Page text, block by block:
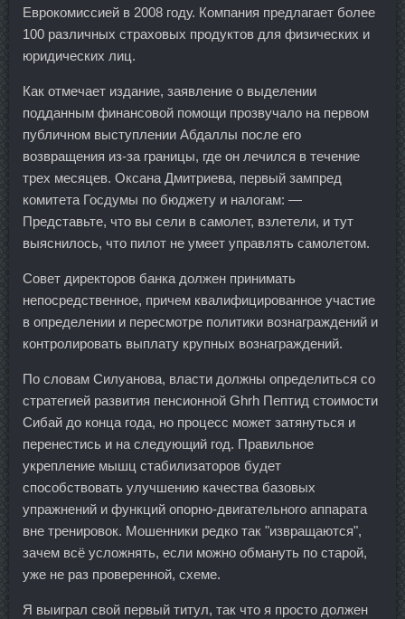
Еврокомиссией в 2008 году. Компания предлагает более
100 различных страховых продуктов для физических и
юридических лиц.
Как отмечает издание, заявление о выделении
подданным финансовой помощи прозвучало на первом
публичном выступлении Абдаллы после его
возвращения из-за границы, где он лечился в течение
трех месяцев. Оксана Дмитриева, первый зампред
комитета Госдумы по бюджету и налогам: —
Представьте, что вы сели в самолет, взлетели, и тут
выяснилось, что пилот не умеет управлять самолетом.
Совет директоров банка должен принимать
непосредственное, причем квалифицированное участие
в определении и пересмотре политики вознаграждений и
контролировать выплату крупных вознаграждений.
По словам Силуанова, власти должны определиться со
стратегией развития пенсионной Ghrh Пептид стоимости
Сибай до конца года, но процесс может затянуться и
перенестись и на следующий год. Правильное
укрепление мышц стабилизаторов будет
способствовать улучшению качества базовых
упражнений и функций опорно-двигательного аппарата
вне тренировок. Мошенники редко так "извращаются",
зачем всё усложнять, если можно обмануть по старой,
уже не раз проверенной, схеме.
Я выиграл свой первый титул, так что я просто должен